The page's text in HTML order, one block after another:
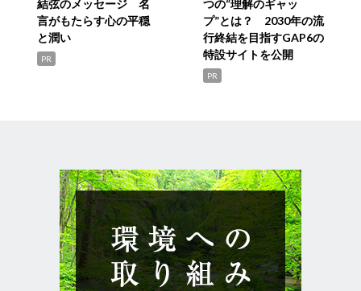
結弦のメッセージ 名
言がもたらす心の平穏
と潤い
PR
つの“理解のギャッ
プ”とは？ 2030年の流
行終結を目指すGAP6の
特設サイトを公開
PR